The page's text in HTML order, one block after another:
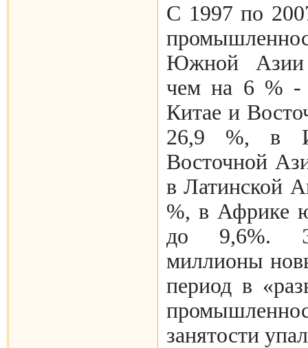
С 1997 по
Южной Азии
чем на 6 % -
Китае и
26,9 %, в
Восточной
в Латинской
%, в Африке
до 9,6%.
миллионы
период в
занятости